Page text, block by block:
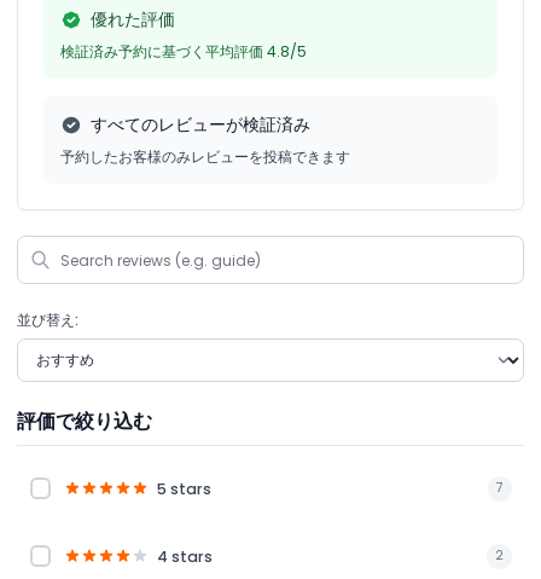
優れた評価
検証済み予約に基づく平均評価 4.8/5
すべてのレビューが検証済み
予約したお客様のみレビューを投稿できます
並び替え:
評価で絞り込む
5 stars 7
4 stars 2